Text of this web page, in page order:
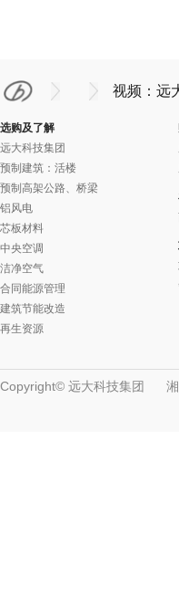
视频：远
选购及了解
远大科技集团
预制建筑：活楼
预制高架公路、桥梁
铝风电
芯板材料
中央空调
洁净空气
合同能源管理
建筑节能改造
再生资源
Copyright© 远大科技集团